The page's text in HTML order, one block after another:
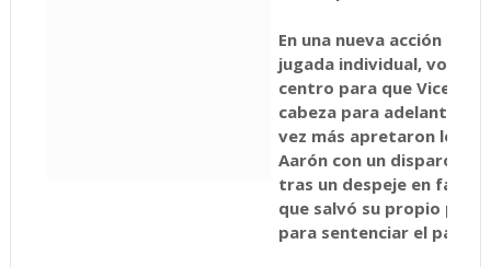
En una nueva acción del
jugada individual, volvió
centro para que Vicente
cabeza para adelantar a
vez más apretaron los
Aarón con un disparo
tras un despeje en falso
que salvó su propio
para sentenciar el